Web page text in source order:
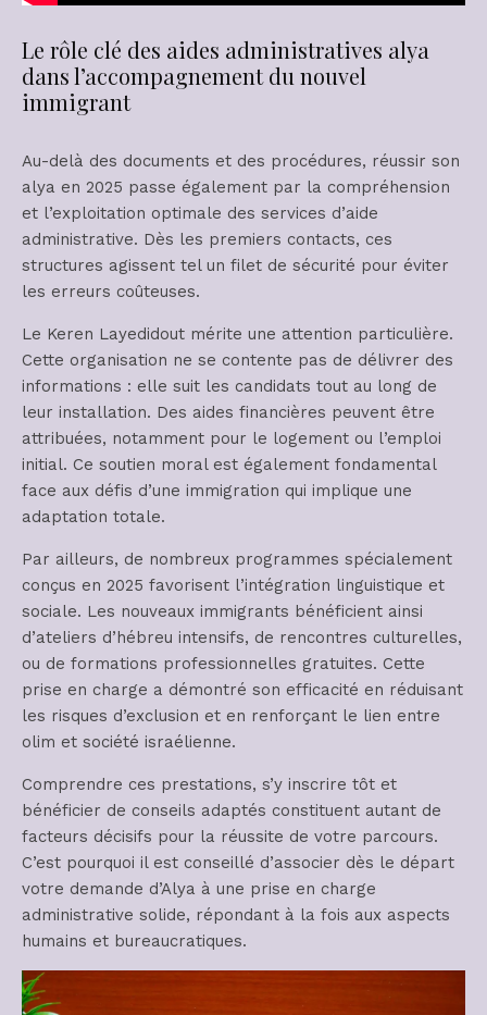
Le rôle clé des aides administratives alya
dans l’accompagnement du nouvel
immigrant
Au-delà des documents et des procédures, réussir son
alya en 2025 passe également par la compréhension
et l’exploitation optimale des services d’aide
administrative. Dès les premiers contacts, ces
structures agissent tel un filet de sécurité pour éviter
les erreurs coûteuses.
Le Keren Layedidout mérite une attention particulière.
Cette organisation ne se contente pas de délivrer des
informations : elle suit les candidats tout au long de
leur installation. Des aides financières peuvent être
attribuées, notamment pour le logement ou l’emploi
initial. Ce soutien moral est également fondamental
face aux défis d’une immigration qui implique une
adaptation totale.
Par ailleurs, de nombreux programmes spécialement
conçus en 2025 favorisent l’intégration linguistique et
sociale. Les nouveaux immigrants bénéficient ainsi
d’ateliers d’hébreu intensifs, de rencontres culturelles,
ou de formations professionnelles gratuites. Cette
prise en charge a démontré son efficacité en réduisant
les risques d’exclusion et en renforçant le lien entre
olim et société israélienne.
Comprendre ces prestations, s’y inscrire tôt et
bénéficier de conseils adaptés constituent autant de
facteurs décisifs pour la réussite de votre parcours.
C’est pourquoi il est conseillé d’associer dès le départ
votre demande d’Alya à une prise en charge
administrative solide, répondant à la fois aux aspects
humains et bureaucratiques.